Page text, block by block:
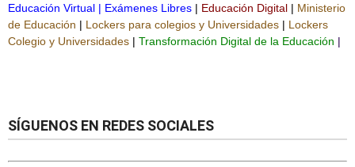
Educación Virtual | Exámenes Libres | Educación Digital | Ministerio
de Educación | Lockers para colegios y Universidades | Lockers
Colegio y Universidades | Transformación Digital de la Educación |
SÍGUENOS EN REDES SOCIALES